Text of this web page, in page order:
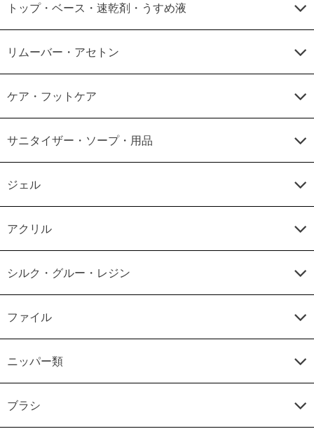
トップ・ベース・速乾剤・うすめ液
リムーバー・アセトン
ケア・フットケア
サニタイザー・ソープ・用品
ジェル
アクリル
シルク・グルー・レジン
ファイル
ニッパー類
ブラシ